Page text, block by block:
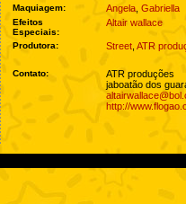
Maquiagem: Angela Gabriella
Efeitos
Especiais:
Altair wallace
Produtora: Street ATR
Contato:
ATR produções
jaboatão dos
http://